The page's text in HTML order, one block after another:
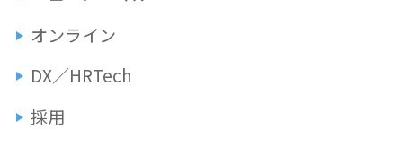
オンライン
DX／HRTech
採用